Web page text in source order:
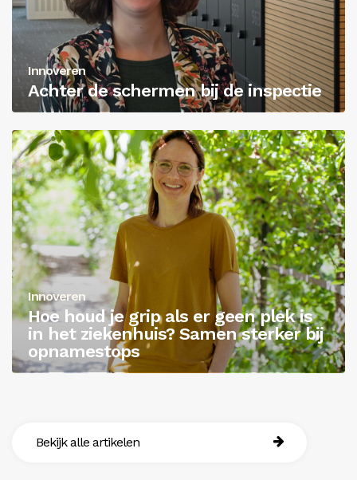
Innoveren
Achter de schermen bij de inspectie
Innoveren
Hoe houd je grip als er geen plek is
in het ziekenhuis? Samen sterker bij
opnamestops
Bekijk alle artikelen